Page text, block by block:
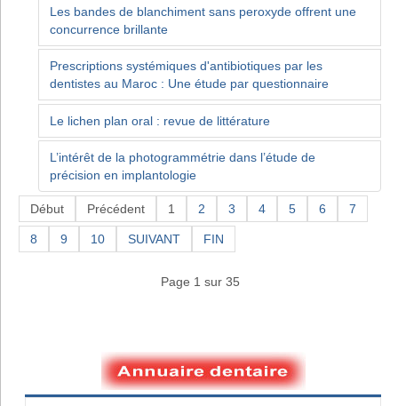
Les bandes de blanchiment sans peroxyde offrent une
concurrence brillante
Prescriptions systémiques d'antibiotiques par les
dentistes au Maroc : Une étude par questionnaire
Le lichen plan oral : revue de littérature
L’intérêt de la photogrammétrie dans l’étude de
précision en implantologie
Début Précédent 1 2 3 4 5 6 7
8 9 10 SUIVANT FIN
Page 1 sur 35